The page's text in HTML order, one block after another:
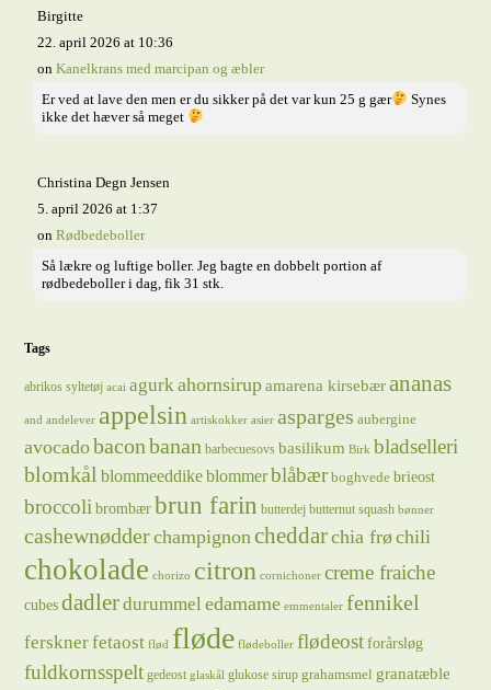
Birgitte
22. april 2026 at 10:36
onKanelkrans med marcipan og æbler
Er ved at lave den men er du sikker på det var kun 25 g gær
Synes
ikke det hæver så meget
Christina Degn Jensen
5. april 2026 at 1:37
onRødbedeboller
Så lækre og luftige boller. Jeg bagte en dobbelt portion af
rødbedeboller i dag, fik 31 stk.
Tags
abrikos syltetøj acai agurkahornsirupamarena kirsebærananas
and andelever appelsin artiskokker asier asparges aubergine
avocadobaconbanan barbecuesovs basilikum Birk bladselleri
blomkål blommeeddikeblommerblåbær boghvede brieost
broccoli brombær brun farin butterdej butternut squash bønner
cashewnødderchampignoncheddarchia frøchili
chokolade chorizo citron cornichoner creme fraiche
cubes dadlerdurummeledamame emmentaler fennikel
fersknerfetaost flød fløde flødeboller flødeost forårsløg
fuldkornsspelt gedeost glaskål glukose sirup grahamsmel granatæble